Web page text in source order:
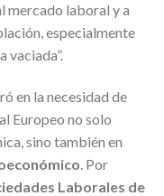
mercado laboral y a
especialmente
vaciada”.
en la necesidad de
Europeo no solo
sino también en
. Por
Laborales de